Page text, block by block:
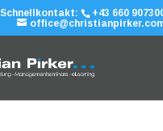
Schnellkontakt:
+43 660